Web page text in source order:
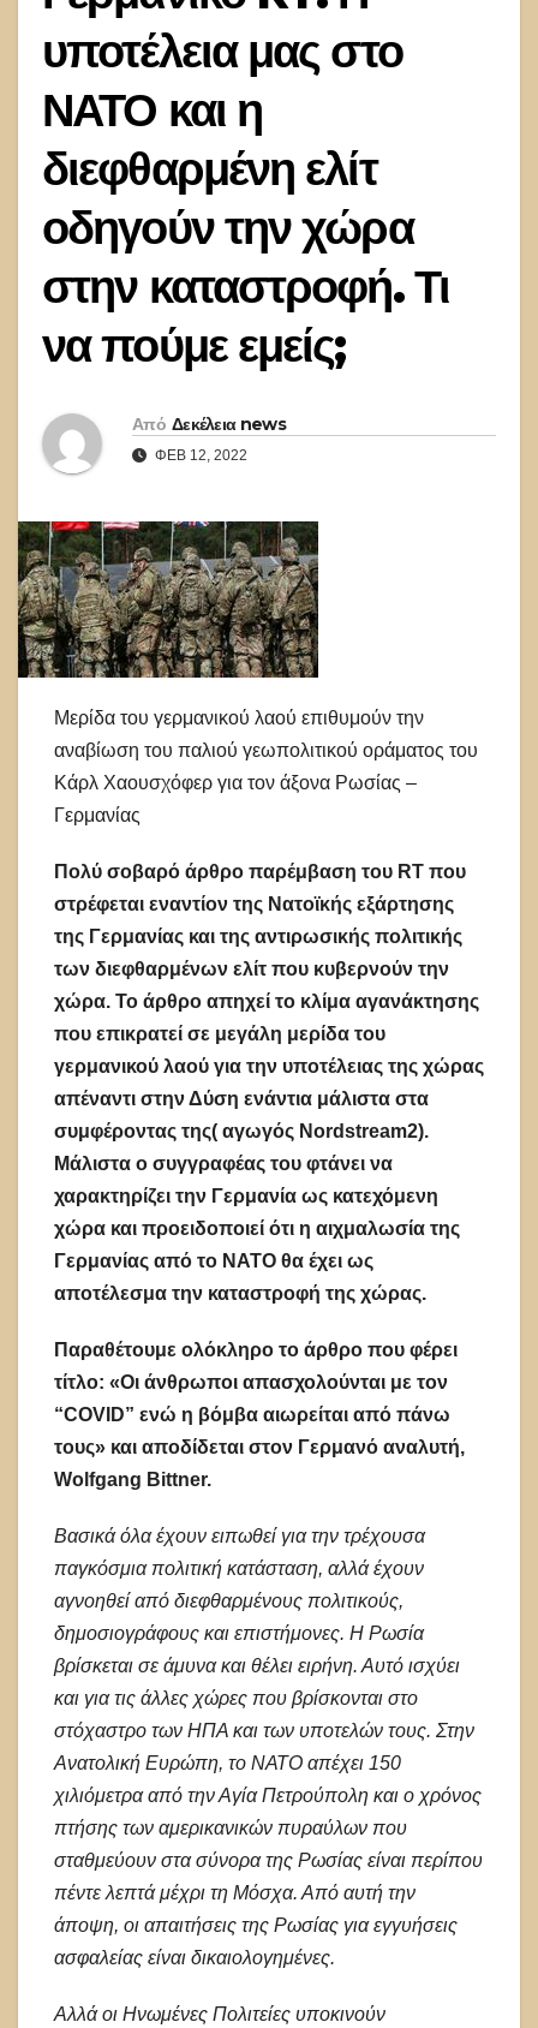
υποτέλεια μας στο
ΝΑΤΟ και η
διεφθαρμένη ελίτ
οδηγούν την χώρα
στην καταστροφή. Τι
να πούμε εμείς;
Από Δεκέλεια news
ΦΕΒ 12, 2022
Μερίδα του γερμανικού λαού επιθυμούν την
αναβίωση του παλιού γεωπολιτικού οράματος του
Κάρλ Χαουσχόφερ για τον άξονα Ρωσίας –
Γερμανίας
Πολύ σοβαρό άρθρο παρέμβαση του RT που
στρέφεται εναντίον της Νατοϊκής εξάρτησης
της Γερμανίας και της αντιρωσικής πολιτικής
των διεφθαρμένων ελίτ που κυβερνούν την
χώρα. Το άρθρο απηχεί το κλίμα αγανάκτησης
που επικρατεί σε μεγάλη μερίδα του
γερμανικού λαού για την υποτέλειας της χώρας
απέναντι στην Δύση ενάντια μάλιστα στα
συμφέροντας της( αγωγός Nordstream2).
Mάλιστα ο συγγραφέας του φτάνει να
χαρακτηρίζει την Γερμανία ως κατεχόμενη
χώρα και προειδοποιεί ότι η αιχμαλωσία της
Γερμανίας από το ΝΑΤΟ θα έχει ως
αποτέλεσμα την καταστροφή της χώρας.
Παραθέτουμε ολόκληρο το άρθρο που φέρει
τίτλο: «Οι άνθρωποι απασχολούνται με τον
“COVID” ενώ η βόμβα αιωρείται από πάνω
τους» και αποδίδεται στον Γερμανό αναλυτή,
Wolfgang Bittner.
Βασικά όλα έχουν ειπωθεί για την τρέχουσα
παγκόσμια πολιτική κατάσταση, αλλά έχουν
αγνοηθεί από διεφθαρμένους πολιτικούς,
δημοσιογράφους και επιστήμονες. Η Ρωσία
βρίσκεται σε άμυνα και θέλει ειρήνη. Αυτό ισχύει
και για τις άλλες χώρες που βρίσκονται στο
στόχαστρο των ΗΠΑ και των υποτελών τους. Στην
Ανατολική Ευρώπη, το ΝΑΤΟ απέχει 150
χιλιόμετρα από την Αγία Πετρούπολη και ο χρόνος
πτήσης των αμερικανικών πυραύλων που
σταθμεύουν στα σύνορα της Ρωσίας είναι περίπου
πέντε λεπτά μέχρι τη Μόσχα. Από αυτή την
άποψη, οι απαιτήσεις της Ρωσίας για εγγυήσεις
ασφαλείας είναι δικαιολογημένες.
Αλλά οι Ηνωμένες Πολιτείες υποκινούν